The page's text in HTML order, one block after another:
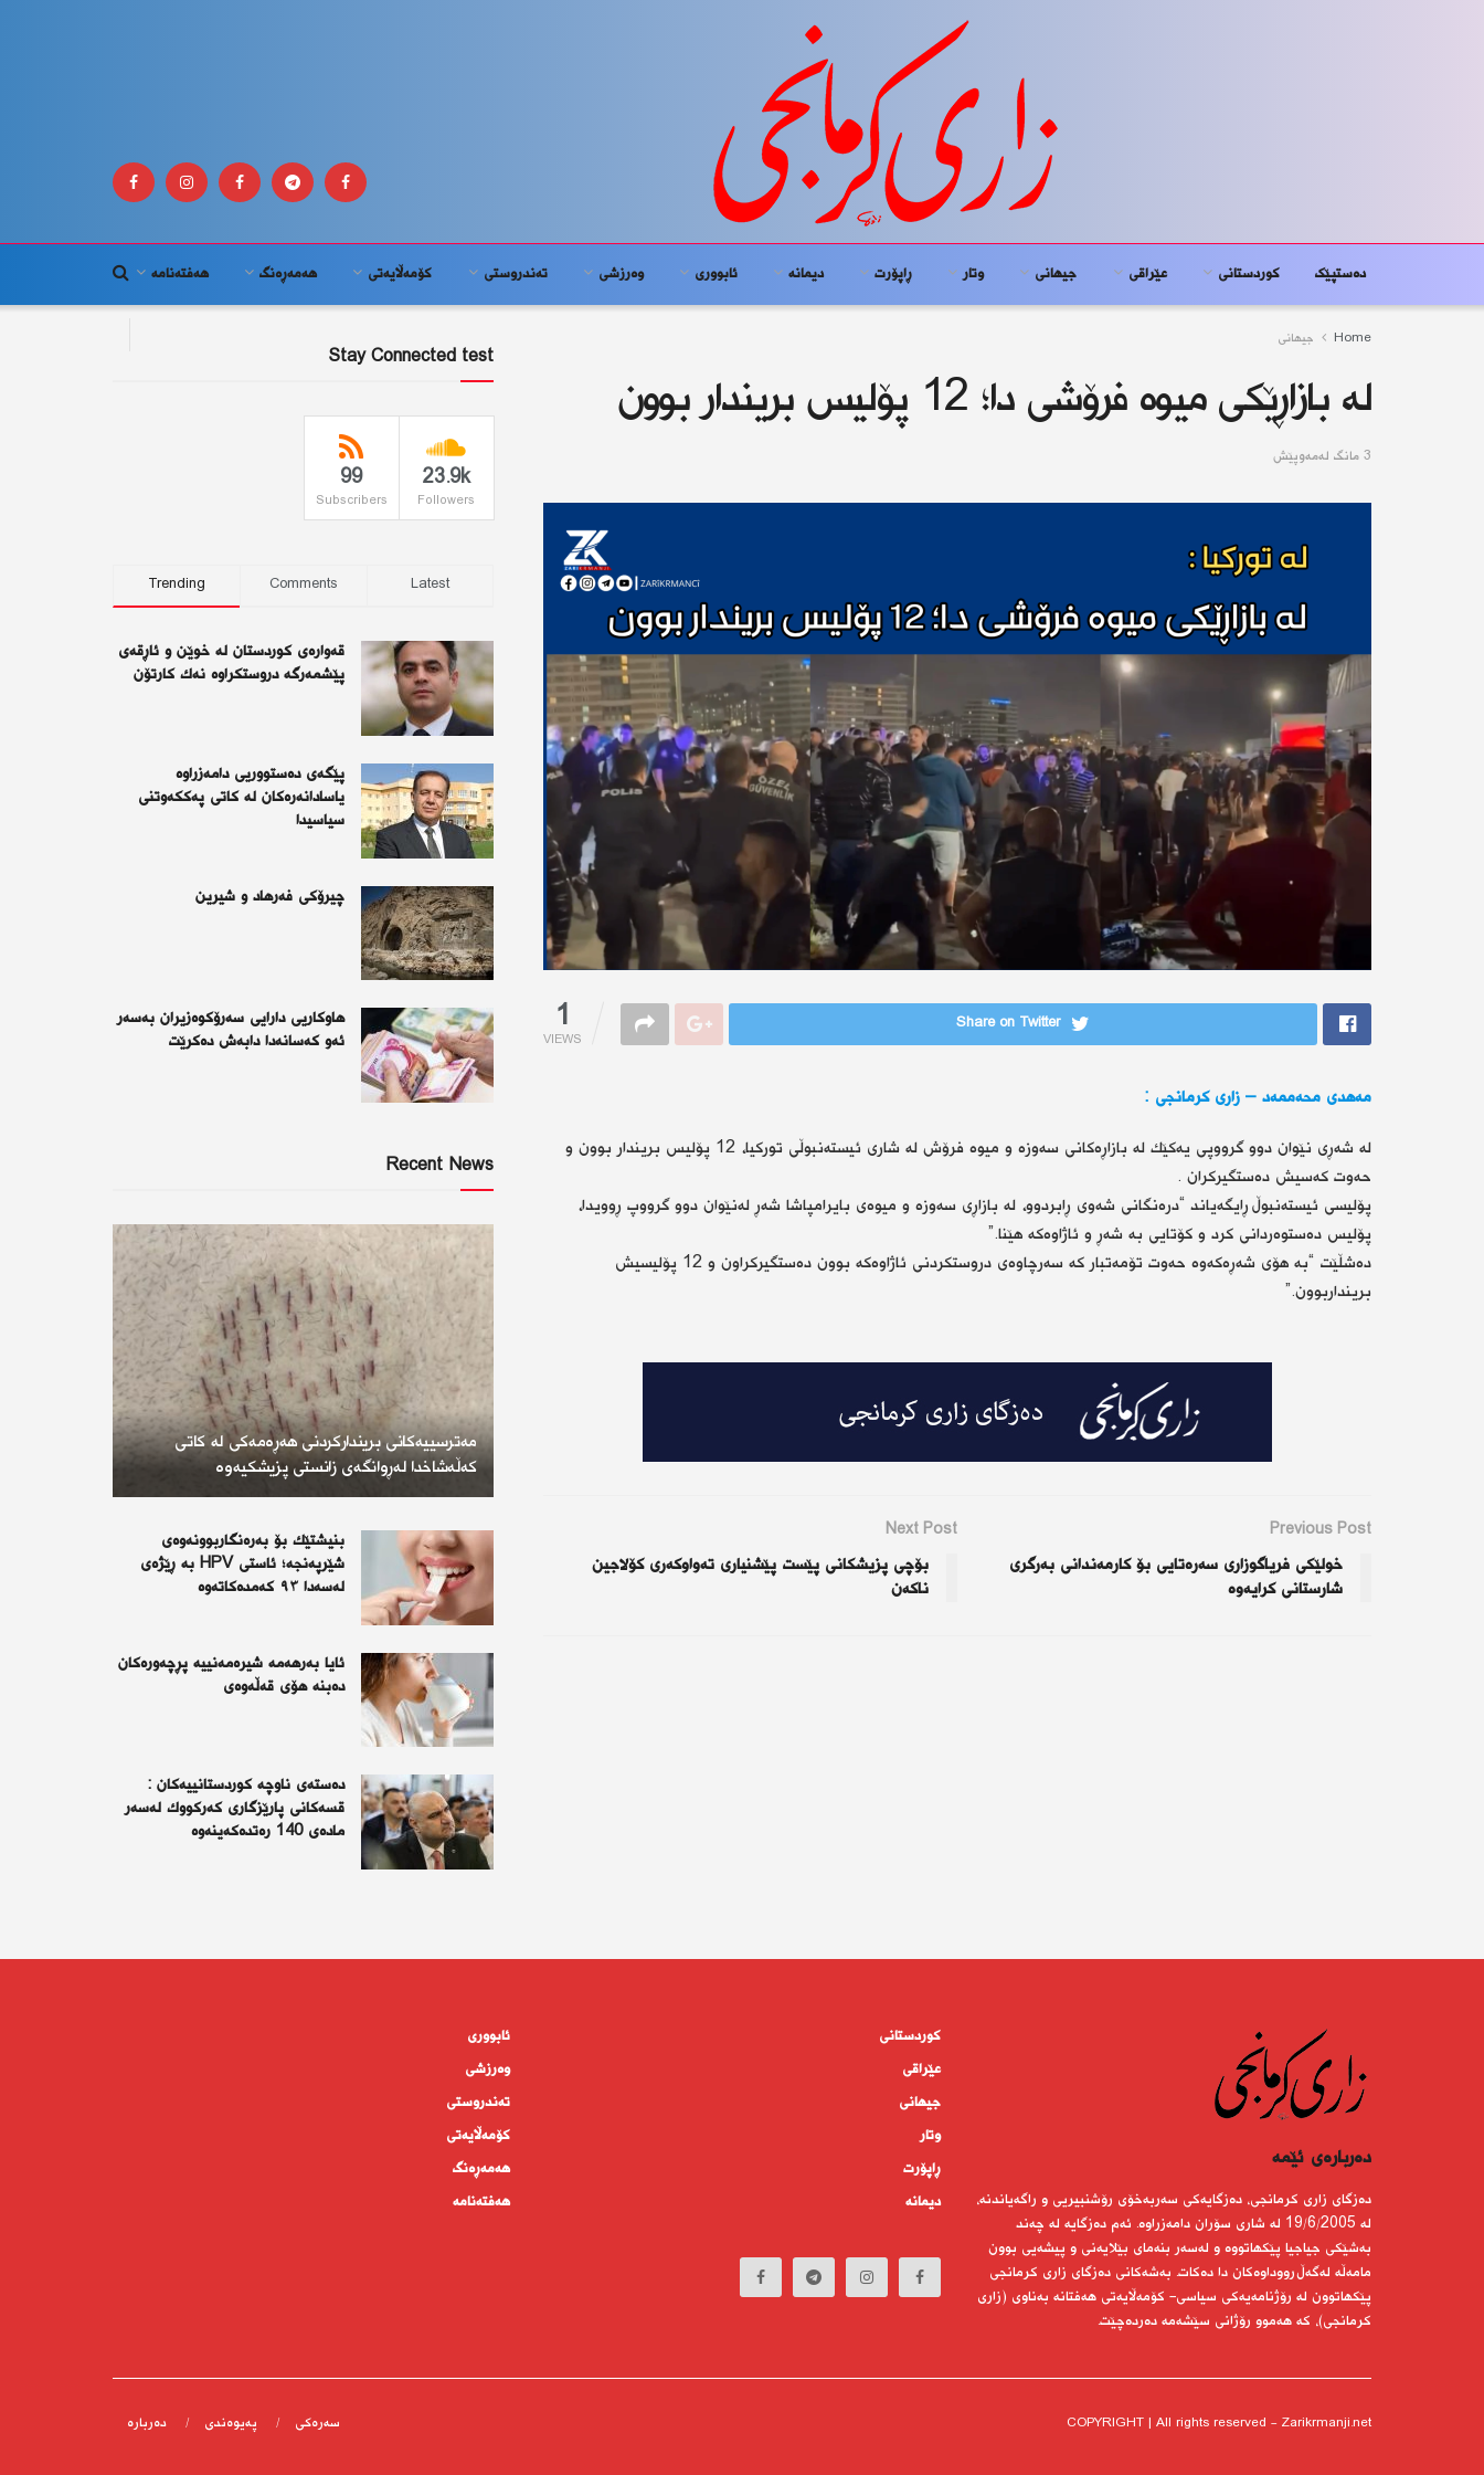
دەستپێک کوردستانى عێراقی جیهانى وتار ڕاپۆرت دیمانە ئابوورى وەرزشی تەندروستى كۆمه‌ڵايه‌تى هەمەڕەنگ هەفتەنامە
Home جیهانى
لە بازاڕێكی میوە فرۆشی دا؛ 12 پۆلیس بریندار بوون
3 مانگ له‌مه‌وپێش
1
VIEWS
Share on Twitter
مەهدی محەممەد – زاری كرمانجی :
لە شەڕی نێوان دوو گرووپی یەكێك لە بازاڕەكانی سەوزە و میوە فرۆش لە شاری ئیستەنبوڵی توركیا، 12 پۆلیس بریندار بوون و
حەوت كەسیش دەستگیركران .
پۆلیسی ئیستەنبوڵ ڕایگەیاند “درەنگانی شەوی ڕابردوو، لە بازاڕی سەوزە و میوەی بایرامپاشا شەڕ لەنێوان دوو گرووپ ڕوویدا،
پۆلیس دەستوەردانی كرد و كۆتایی بە شەڕ و ئاژاوەكە هێنا.”
دەشڵێت “بە هۆی شەڕەكەوە حەوت تۆمەتبار كە سەرچاوەی دروستكردنی ئاژاوەكە بوون دەستگیركراون و 12 پۆلیسیش
برینداربوون.”
Previous Post
خولێكی فریاگوزاری سەرەتایی بۆ كارمەندانی بەرگری
شارستانی كرایەوە
Next Post
بۆچی پزیشکانی پێست پێشنیاری تەواوکەری کۆلاجین
ناکەن
Stay Connected test
23.9k
Followers
99
Subscribers
Trending Comments Latest
قەوارەی كوردستان لە خوێن و ئاڕقەی
پێشمەرگە دروستكراوە نەك كارتۆن
پێگەی دەستووریی دامەزراوە
یاسادانەرەكان لە كاتی پەككەوتنی
سیاسیدا
چیرۆكی فەرهاد و شیرین
هاوکاریی دارایی سەرۆکوەزیران بەسەر
ئەو كەسانەدا دابەش دەکرێت
Recent News
مەترسییەکانی بریندارکردنی هەڕەمەکی لە کاتی
کەڵەشاخدا لەڕوانگەی زانستی پزیشکیەوە
بنیشتێك بۆ بەرەنگاربوونەوەی
شێرپەنجە؛ ئاستی HPV بە ڕێژەی
لەسەدا ٩٣ كەمدەكاتەوە
ئايا به‌رهه‌مه‌ شيره‌مه‌نييه‌ پڕچه‌وره‌كان
ده‌بنه‌ هۆى قه‌ڵه‌وه‌ى
دەستەی ناوچە كوردستانییەكان :
قسەكانی پارێزگاری كەركووك لەسەر
مادەی 140 رەتدەكەینەوە
دەربارەى ئێمە
دەزگای زاری كرمانجی، دەزگایەكی سەربەخۆی رۆشنبیریی و راگەیاندنە،
لە 19/6/2005 لە شاری سۆران دامەزراوە. ئەم دەزگایە لە چەند
بەشێكی جیاجیا پێكهاتووە و لەسەر بنەمای بێلایەنی و پیشەیی بوون
مامەڵە لەگەڵ رووداوەكان دا دەكات. بەشەكانی دەزگای زاری كرمانجی
پێكهاتوون لە رۆژنامەیەكی سیاسی- كۆمەڵایەتی هەفتانە بەناوی (زاری
كرمانجی)، كە هەموو رۆژانی سێشەمە دەردەچێت.
کوردستانى
عێراقی
جیهانى
وتار
ڕاپۆرت
دیمانە
ئابوورى
وەرزشی
تەندروستى
كۆمه‌ڵايه‌تى
هەمەڕەنگ
هەفتەنامە
سەرەکی پەیوەندى دەربارە COPYRIGHT | All rights reserved - Zarikrmanji.net